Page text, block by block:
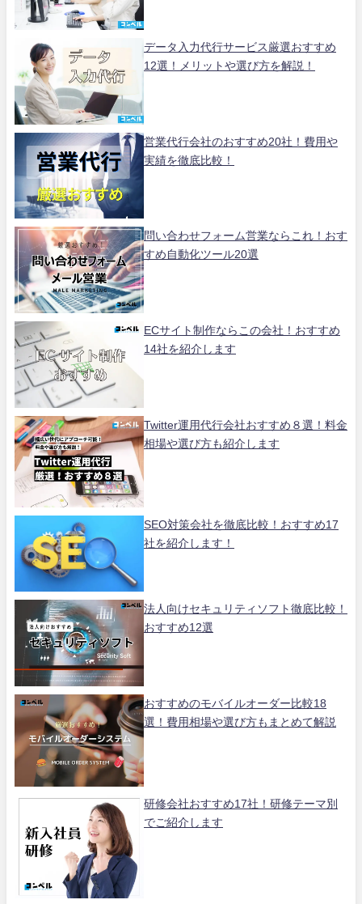
データ入力代行サービス厳選おすすめ
12選！メリットや選び方を解説！
営業代行会社のおすすめ20社！費用や
実績を徹底比較！
問い合わせフォーム営業ならこれ！おす
すめ自動化ツール20選
ECサイト制作ならこの会社！おすすめ
14社を紹介します
Twitter運用代行会社おすすめ８選！料金
相場や選び方も紹介します
SEO対策会社を徹底比較！おすすめ17
社を紹介します！
法人向けセキュリティソフト徹底比較！
おすすめ12選
おすすめのモバイルオーダー比較18
選！費用相場や選び方もまとめて解説
研修会社おすすめ17社！研修テーマ別
でご紹介します